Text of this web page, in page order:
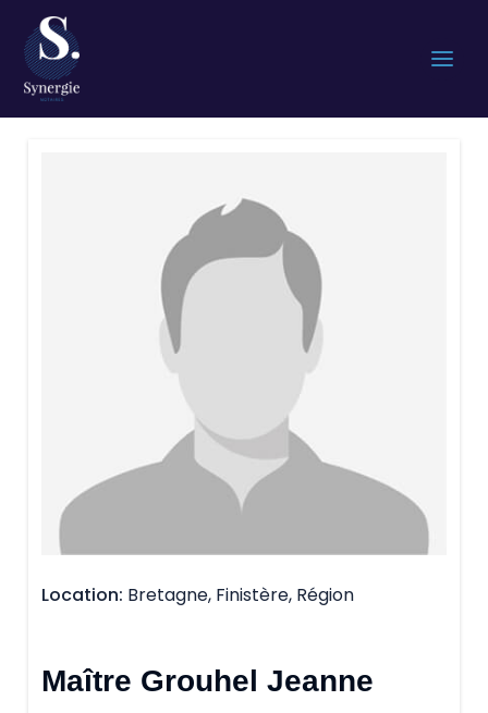
Location Bretagne, Finistère, Région
Maître Grouhel Jeanne